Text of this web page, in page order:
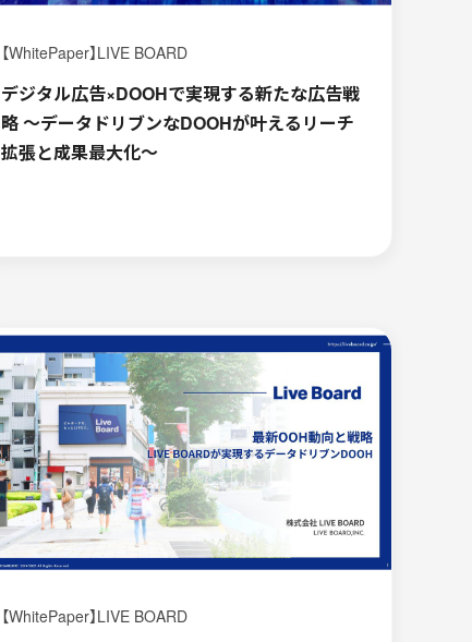
【WhitePaper】LIVE BOARD
デジタル広告×DOOHで実現する新たな広告戦
略 〜データドリブンなDOOHが叶えるリーチ
拡張と成果最大化〜
【WhitePaper】LIVE BOARD